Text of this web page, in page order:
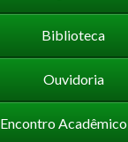
Biblioteca
Ouvidoria
Encontro Acadêmico